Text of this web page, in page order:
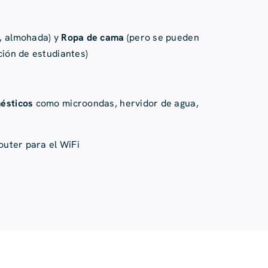
almohada) y Ropa de cama (pero se pueden
de estudiantes)
como microondas, hervidor de agua,
para el WiFi